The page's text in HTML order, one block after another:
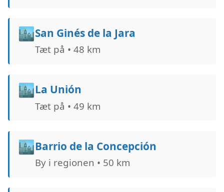
🏙️San Ginés de la Jara
Tæt på • 48 km
🏙️La Unión
Tæt på • 49 km
🏙️Barrio de la Concepción
By i regionen • 50 km